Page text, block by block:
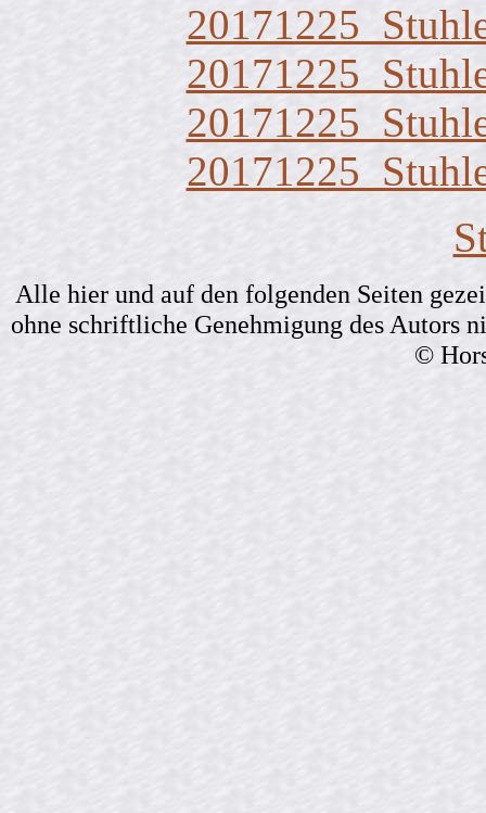
Alle hier und auf den folgenden Seiten
ohne schriftliche Genehmigung des Autors
©